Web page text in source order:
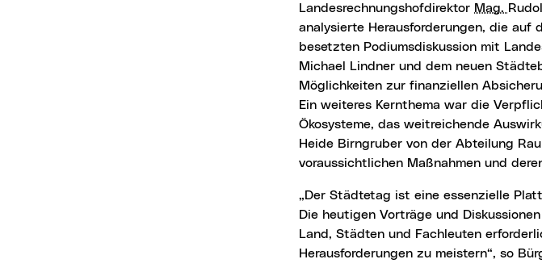
Landesrechnungshofdirektor Mag.
analysierte Herausforderungen, die auf
besetzten Podiumsdiskussion mit
Michael Lindner und dem neuen
Möglichkeiten zur finanziellen
Ein weiteres Kernthema war die
Ökosysteme, das weitreichende
Heide Birngruber von der Abteilung
voraussichtlichen Maßnahmen und
„Der Städtetag ist eine essenzielle Plattform für den Austausch zwischen den Städten.
Die heutigen Vorträge und
Land, Städten und Fachleuten
Herausforderungen zu meistern“, so